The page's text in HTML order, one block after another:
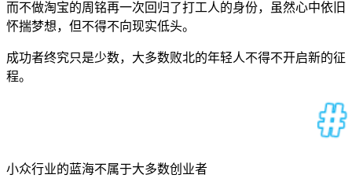
而不做淘宝的周铭再一次回归了打工人的身份，虽然心中依旧
怀揣梦想，但不得不向现实低头。
成功者终究只是少数，大多数败北的年轻人不得不开启新的征
程。
小众行业的蓝海不属于大多数创业者